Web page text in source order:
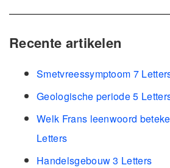
Recente artikelen
Smetvreessymptoom 7
Geologische periode 5
Welk Frans leenwoord
Letters
Handelsgebouw 3 Letters